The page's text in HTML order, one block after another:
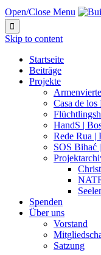
Open/Close Menu

Skip to content
Startseite
Beiträge
Projekte
Casa de
HandS |
Rede Rua |
SOS Bihać
Spenden
Über uns
Vorstand
Satzung